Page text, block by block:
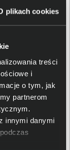
plikach cookies
treści
i
o tym, jak
partnerom
innymi danymi
Pro 9010, HP
9010e, HP
9012e, HP
9013, HP